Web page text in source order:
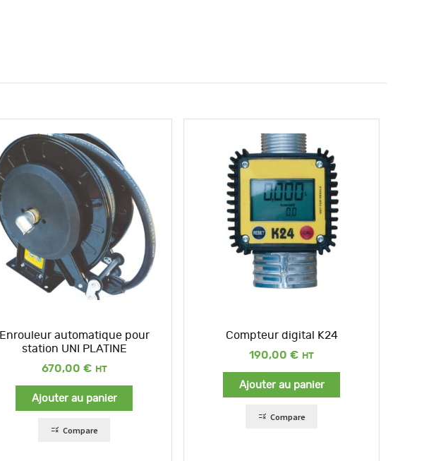
Enrouleur automatique pour
station UNI PLATINE
670,00 €
Ajouter au panier
Compare
Compteur digital K24
190,00 €
Ajouter au panier
Compare